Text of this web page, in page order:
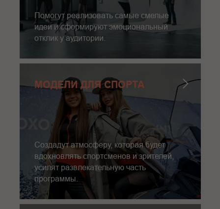
Помогут реализовать самые смелые
идеи и сформируют эмоциональный
отклик у аудитории.
МОДЕЛИ ДЛЯ СПОРТА
Создадут атмосферу, которая будет
вдохновлять спортсменов и зрителей,
усилят развлекательную часть
программы.